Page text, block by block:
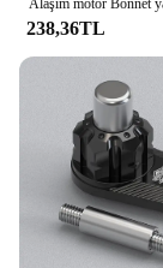
238,36TL